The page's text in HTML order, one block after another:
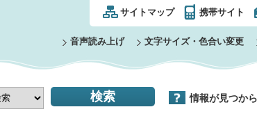
サイトマップ 携帯サイト
音声読み上げ 文字サイズ・色合い変更
情報が見つか